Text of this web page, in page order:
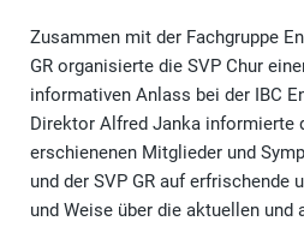
Zusammen mit der Fachgruppe
GR organisierte die SVP Chur
informativen Anlass bei der IBC
Direktor Alfred Janka informierte
erschienenen Mitglieder und
und der SVP GR auf erfrischende
und Weise über die aktuellen und